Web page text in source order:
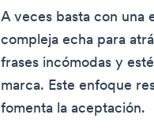
A veces basta con una
compleja echa para
frases incómodas y
marca. Este enfoque
fomenta la aceptación.